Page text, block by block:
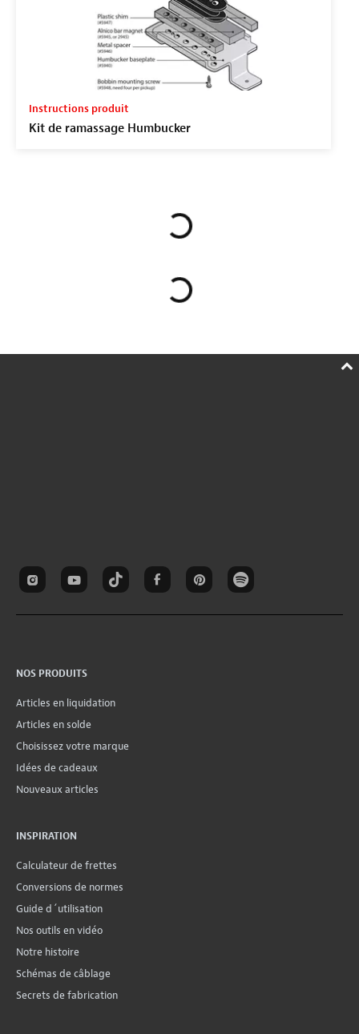
Instructions produit
Kit de ramassage Humbucker
NOS PRODUITS
Articles en liquidation
Articles en solde
Choisissez votre marque
Idées de cadeaux
Nouveaux articles
INSPIRATION
Calculateur de frettes
Conversions de normes
Guide d´utilisation
Nos outils en vidéo
Notre histoire
Schémas de câblage
Secrets de fabrication